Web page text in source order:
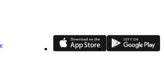
App Store Google Play